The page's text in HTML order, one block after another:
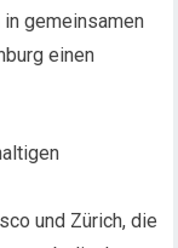
gemeinsamen
einen
und Zürich, die